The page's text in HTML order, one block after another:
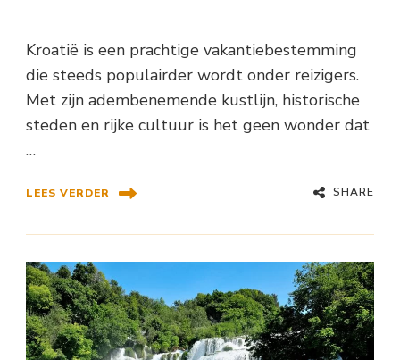
Kroatië is een prachtige vakantiebestemming
die steeds populairder wordt onder reizigers.
Met zijn adembenemende kustlijn, historische
steden en rijke cultuur is het geen wonder dat
…
LEES VERDER SHARE